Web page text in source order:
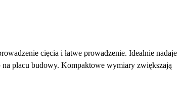
cięcia i łatwe prowadzenie. Idealnie nadaje
placu budowy. Kompaktowe wymiary zwiększają